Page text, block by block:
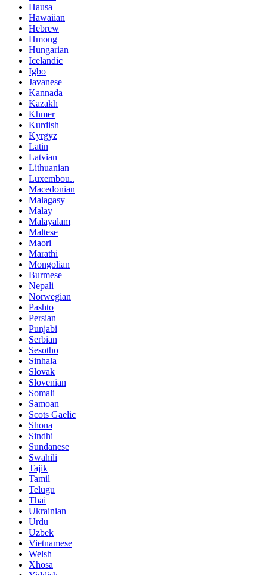
Hausa
Hawaiian
Hebrew
Hmong
Hungarian
Icelandic
Igbo
Javanese
Kannada
Kazakh
Khmer
Kurdish
Kyrgyz
Latin
Latvian
Lithuanian
Luxembou..
Macedonian
Malagasy
Malay
Malayalam
Maltese
Maori
Marathi
Mongolian
Burmese
Nepali
Norwegian
Pashto
Persian
Punjabi
Serbian
Sesotho
Sinhala
Slovak
Slovenian
Somali
Samoan
Scots Gaelic
Shona
Sindhi
Sundanese
Swahili
Tajik
Tamil
Telugu
Thai
Ukrainian
Urdu
Uzbek
Vietnamese
Welsh
Xhosa